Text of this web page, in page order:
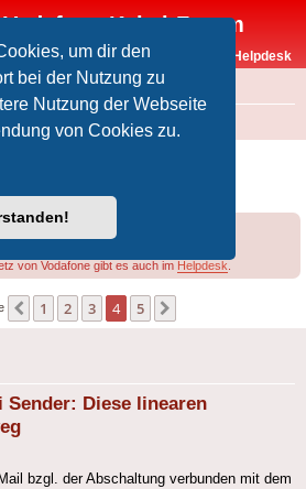
um dir den
bei der Nutzung zu
Nutzung der Webseite
von Cookies zu.
Kabel-Forum
Vodafone-Kabel-Helpdesk
Diese linearen
von Vodafone gibt es auch im Helpdesk
Vorherige
1 2 3 4 5
Diese linearen
bzgl. der Abschaltung verbunden mit dem